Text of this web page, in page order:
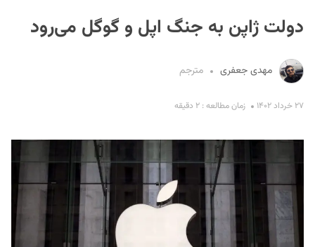
دولت ژاپن به جنگ اپل و گوگل می‌رود
مهدی جعفری مترجم
۲۷ خرداد ۱۴۰۲ زمان مطالعه : ۲ دقیقه